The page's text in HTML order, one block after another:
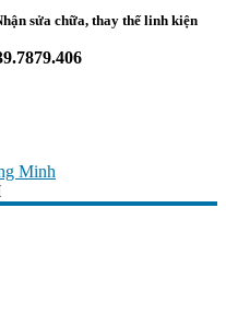
sửa chữa, thay thế linh kiện